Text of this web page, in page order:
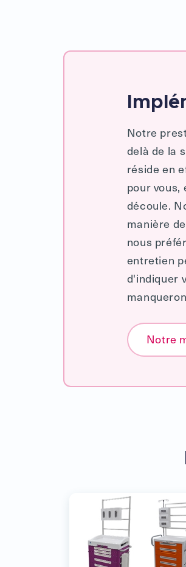
Notre
delà de la
réside en
pour vous,
découle.
manière
nous
entretien
d'indiquer
Notre